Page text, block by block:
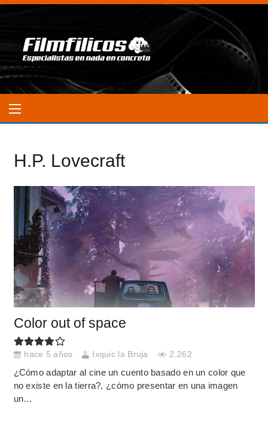
H.P. Lovecraft
Color out of space
hace 5 años Ixquic la Bruja 2.262
¿Cómo adaptar al cine un cuento basado en un color que
no existe en la tierra?, ¿cómo presentar en una imagen
un…